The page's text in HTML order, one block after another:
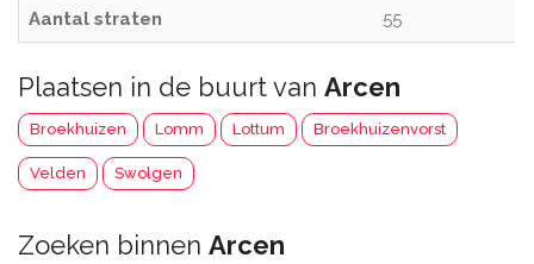
Aantal straten 55
Plaatsen in de buurt van Arcen
Broekhuizen Lomm Lottum Broekhuizenvorst
Velden Swolgen
Zoeken binnen Arcen